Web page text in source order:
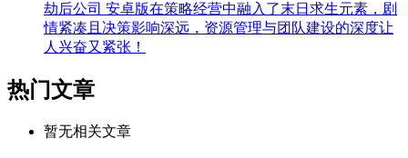
劫后公司 安卓版在策略经营中融入了末日求生元素，剧
情紧凑且决策影响深远，资源管理与团队建设的深度让
人兴奋又紧张！
热门文章
暂无相关文章